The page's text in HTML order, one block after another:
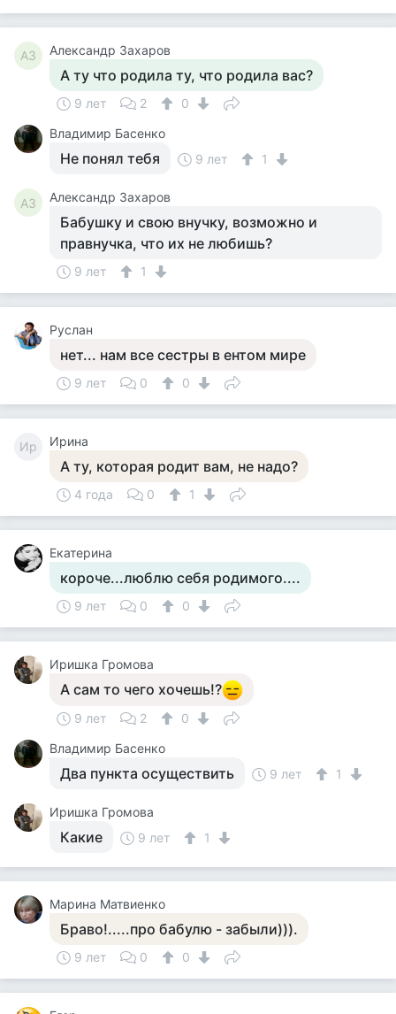
АЗ Александр Захаров
А ту что родила ту, что родила вас?
9 лет 2
0
Владимир Басенко
Не понял тебя 9 лет 1
АЗ Александр Захаров
Бабушку и свою внучку, возможно и
правнучка, что их не любишь?
9 лет 1
Руслан
нет... нам все сестры в ентом мире
9 лет 0 0
Ир Ирина
А ту, которая родит вам, не надо?
4 года 0 1
Екатерина
короче...люблю себя родимого....
9 лет 0 0
Иришка Громова
А сам то чего хочешь!?
9 лет 2
0
Владимир Басенко
Два пункта осуществить 9 лет 1
Иришка Громова
Какие 9 лет 1
Марина Матвиенко
Браво!.....про бабулю - забыли))).
9 лет 0 0